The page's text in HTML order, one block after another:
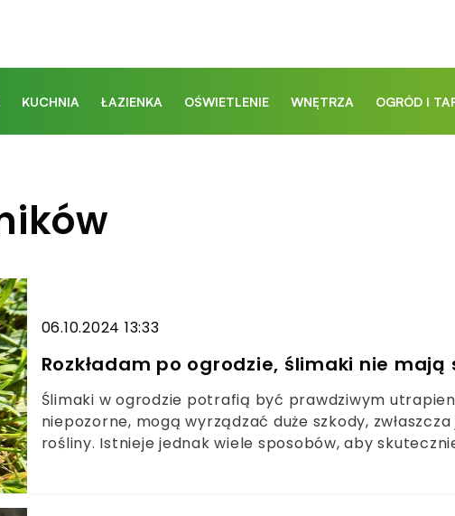
KUCHNIA ŁAZIENKA OŚWIETLENIE WNĘTRZA OGRÓD I
06.10.2024 13:33
Rozkładam po ogrodzie, ślimaki nie mają
Ślimaki w ogrodzie potrafią być prawdziwym
niepozorne, mogą wyrządzać duże szkody,
rośliny. Istnieje jednak wiele sposobów, aby